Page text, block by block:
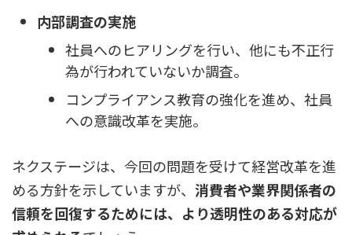
内部調査の実施
社員へのヒアリングを行い、他にも不正行
為が行われていないか調査。
コンプライアンス教育の強化を進め、社員
への意識改革を実施。
ネクステージは、今回の問題を受けて経営改革を進
める方針を示していますが、 消費者や業界関係者の
信頼を回復するためには、より透明性のある対応が